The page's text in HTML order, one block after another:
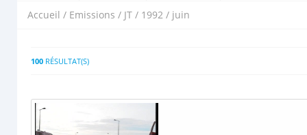
Accueil / Emissions / JT / 1992 / juin
100 RÉSULTAT(S)